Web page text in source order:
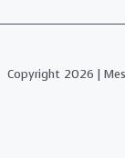
Copyright 2026 |